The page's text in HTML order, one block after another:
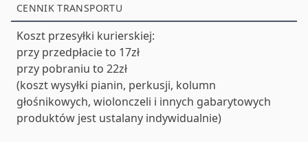
CENNIK TRANSPORTU
Koszt przesyłki kurierskiej:
przy przedpłacie to 17zł
przy pobraniu to 22zł
(koszt wysyłki pianin, perkusji, kolumn
głośnikowych, wiolonczeli i innych gabarytowych
produktów jest ustalany indywidualnie)